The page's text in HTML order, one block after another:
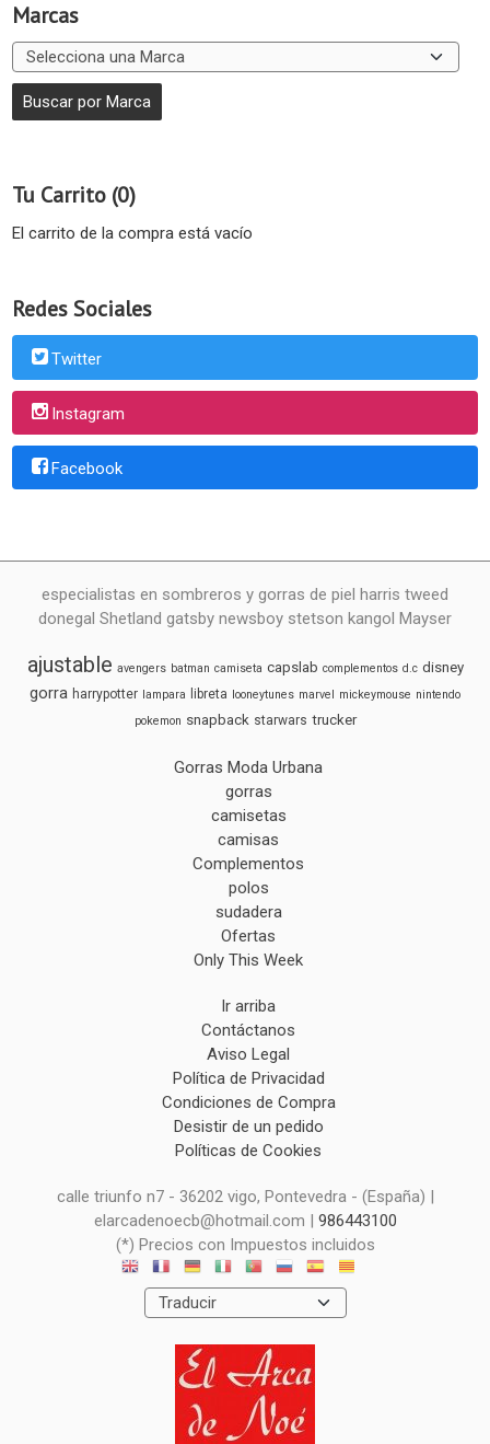
Marcas
Tu Carrito (0)
El carrito de la compra está vacío
Redes Sociales
Twitter
Instagram
Facebook
especialistas en sombreros y gorras de piel harris tweed
donegal Shetland gatsby newsboy stetson kangol Mayser
ajustable avengers batman camiseta capslab complementos d.c disney
gorra harrypotter lampara libreta looneytunes marvel mickeymouse nintendo
pokemon snapback starwars trucker
Gorras Moda Urbana
gorras
camisetas
camisas
Complementos
polos
sudadera
Ofertas
Only This Week
Ir arriba
Contáctanos
Aviso Legal
Política de Privacidad
Condiciones de Compra
Desistir de un pedido
Políticas de Cookies
calle triunfo n7 - 36202 vigo, Pontevedra - (España) |
elarcadenoecb@hotmail.com | 986443100
(*) Precios con Impuestos incluidos